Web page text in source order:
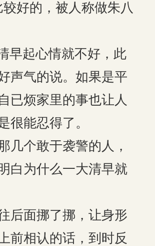
好的，被人称做朱八
早起心情就不好，此
声气的说。如果是平
已烦家里的事也让人
很能忍得了。
几个敢于袭警的人，
白为什么一大清早就
后面挪了挪，让身形
前相认的话，到时反